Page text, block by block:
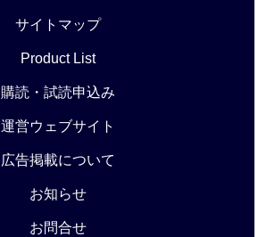
サイトマップ
Product List
購読・試読申込み
運営ウェブサイト
広告掲載について
お知らせ
お問合せ